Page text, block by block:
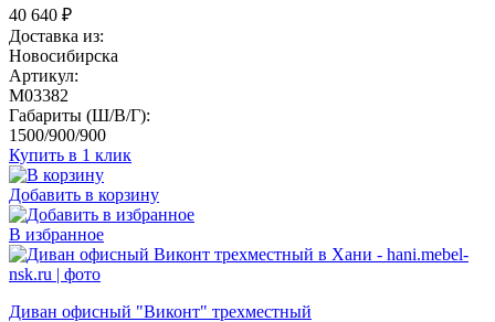
40 640 ₽
Доставка из:
Новосибирска
Артикул:
M03382
Габариты (Ш/В/Г):
1500/900/900
Купить в 1 клик
Добавить в корзину
В избранное
Диван офисный "Виконт" трехместный